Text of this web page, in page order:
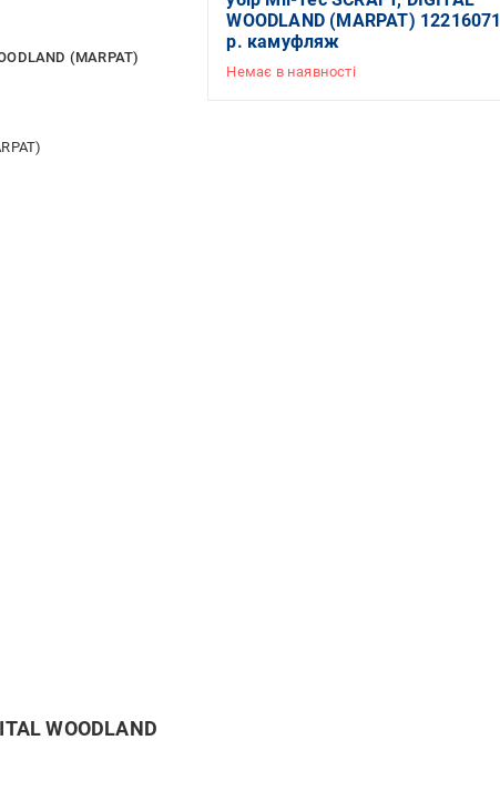
(MARPAT)
WOODLAND
WOODLAND (MARPAT) 12216071
р. камуфляж
Немає в наявності